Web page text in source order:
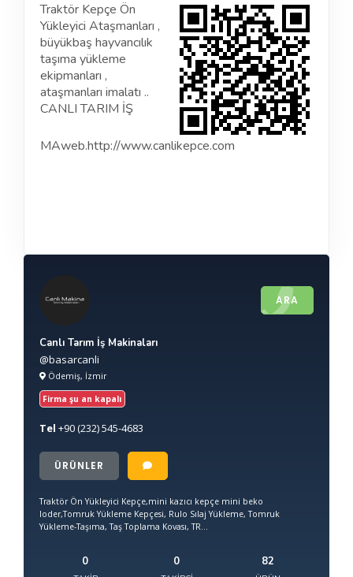
Traktör Kepçe Ön
Yükleyici Ataşmanları ,
büyükbaş hayvancılık
taşıma yükleme
ekipmanları ,
ataşmanları imalatı ..
CANLI TARIM İŞ
MAweb.http://www.canlikepce.com
ARA
Canlı Tarım İş Makinaları
@basarcanli
Ödemiş, İzmir
Firma şu an kapalı
Tel +90(232) 545-4683
ÜRÜNLER
Traktör Ön Yükleyici Kepçe,mini kazıcı kepçe mini beko
loder,Tomruk Yükleme Kepçesi, Rulo Sılaj Yükleme, Tomruk
Yükleme-Taşıma, Taş Toplama Kovası, TR...
0 0 82